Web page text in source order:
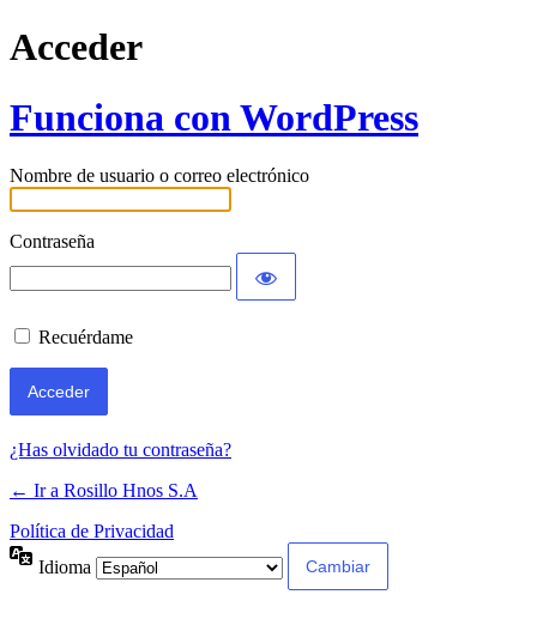
Acceder
Funciona con WordPress
Nombre de usuario o correo electrónico
Contraseña
Recuérdame
¿Has olvidado tu contraseña?
← Ir a Rosillo Hnos S.A
Política de Privacidad
Idioma